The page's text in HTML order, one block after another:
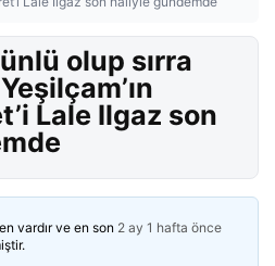
olup sırra
Lale Ilgaz son
vardır ve en son 2 ay 1 hafta önce